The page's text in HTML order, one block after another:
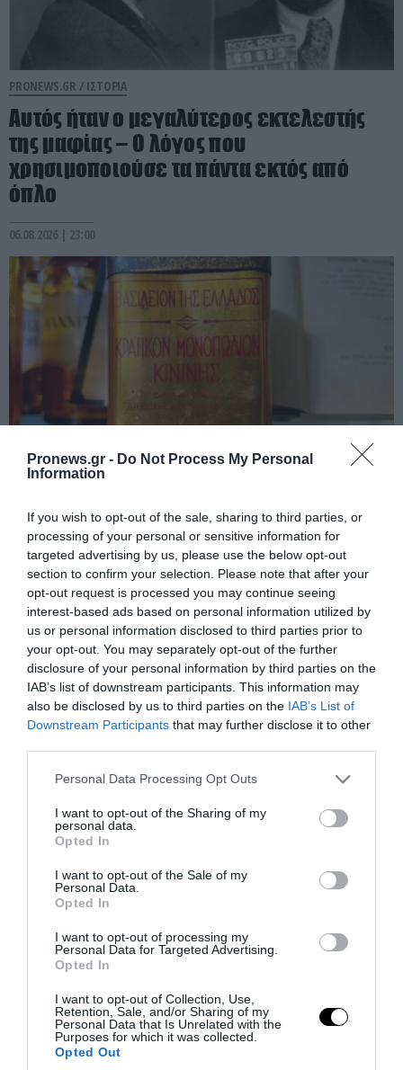
Pronews.gr - Do Not Process My Personal
Information
If you wish to opt-out of the sale, sharing to third parties, or
processing of your personal or sensitive information for
targeted advertising by us, please use the below opt-out
section to confirm your selection. Please note that after your
opt-out request is processed you may continue seeing
interest-based ads based on personal information utilized by
us or personal information disclosed to third parties prior to
your opt-out. You may separately opt-out of the further
disclosure of your personal information by third parties on the
IAB’s list of downstream participants. This information may
also be disclosed by us to third parties on the IAB’s List of
Downstream Participants that may further disclose it to other
Please note that this website/app uses one or more Google
not limited to your visit or usage behaviour. You may click to
grant or deny consent to Google and its third-party tags to
use your data for below specified purposes in below Google
consent section.
Personal Data Processing Opt Outs
I want to opt-out of the Sharing of my
personal data.
Opted In
I want to opt-out of the Sale of my
Personal Data.
Opted In
I want to opt-out of processing my
Personal Data for Targeted Advertising.
Opted In
I want to opt-out of Collection, Use,
Retention, Sale, and/or Sharing of my
Personal Data that Is Unrelated with the
Purposes for which it was collected.
Opted Out
PRONEWS.GR / ΙΣΤΟΡΙΑ
Αυτός ήταν ο μεγαλύτερος εκτελεστής
της μαφίας – Ο λόγος που
χρησιμοποιούσε τα πάντα εκτός από
όπλο
06.08.2026 | 23:00
Κινίνη: Το φάρμακο κατά της ελονοσίας
που «σάρωνε» στην Ελλάδα για
δεκαετίες
06.08.2026 | 22:45
PRONEWS.GR /ΙΣΤΟΡΙΑ
Γιατί δεν υπήρξαν ποτέ μικροσκοπικοί
επιβίωσης που έκρινε το μέγεθος
06.08.2026 | 22:34